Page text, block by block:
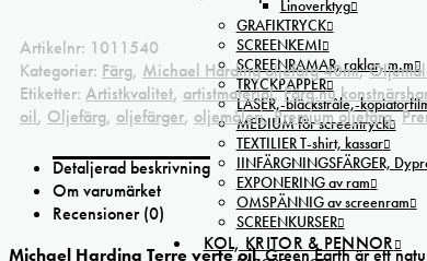
Linoverktyg
GRAFIKTRYCK
SCREENKEMI
SCREENRAMAR, raklar, m.m
TRYCKPAPPER
LASER,-bläckstråle,-
MEDIUM för screentryck
TEXTILIER T-shirt, kassar
IINFÄRGNINGSFÄRGER,
EXPONERING av ram
OMSPÄNNIG av screenram
SCREENKURSER
KOL, KRITOR & PENNOR
Artikelnr: 1011540
Kategorier: Färg, Michael Harding oljefärg 40ml,
Etiketter: Artistkvalitet, artistmaterial,Färg.nu
oil, Oljefärg, oljefärger, oljemåleri,Premium oljefärg,
Detaljerad beskrivning
Om varumärket
Recensioner (0)
Michael Harding Terre verte oil.Green Earth är ett